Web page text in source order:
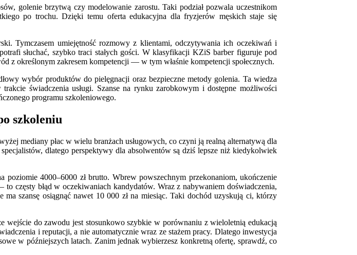
golenie brzytwą czy modelowanie zarostu. Taki podział pozwala uczestnikom
po trochu. Dzięki temu oferta edukacyjna dla fryzjerów męskich staje się
Tymczasem umiejętność rozmowy z klientami, odczytywania ich oczekiwań i
słuchać, szybko traci stałych gości. W klasyfikacji KZiS barber figuruje pod
z określonym zakresem kompetencji — w tym właśnie kompetencji społecznych.
wybór produktów do pielęgnacji oraz bezpieczne metody golenia. Ta wiedza
świadczenia usługi. Szanse na rynku zarobkowym i dostępne możliwości
programu szkoleniowego.
szkoleniu
mediany płac w wielu branżach usługowych, co czyni ją realną alternatywą dla
dlatego perspektywy dla absolwentów są dziś lepsze niż kiedykolwiek
poziomie 4000–6000 zł brutto. Wbrew powszechnym przekonaniom, ukończenie
częsty błąd w oczekiwaniach kandydatów. Wraz z nabywaniem doświadczenia,
szansę osiągnąć nawet 10 000 zł na miesiąc. Taki dochód uzyskują ci, którzy
wejście do zawodu jest stosunkowo szybkie w porównaniu z wieloletnią edukacją
i reputacji, a nie automatycznie wraz ze stażem pracy. Dlatego inwestycja
w późniejszych latach. Zanim jednak wybierzesz konkretną ofertę, sprawdź, co